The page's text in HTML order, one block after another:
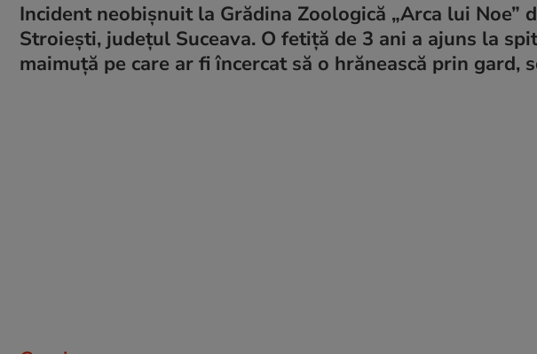
Incident neobișnuit la Grădina Zoologică „Arca lui Noe”
Stroiești, județul Suceava. O fetiță de 3 ani a ajuns la
maimuță pe care ar fi încercat să o hrănească prin gard,